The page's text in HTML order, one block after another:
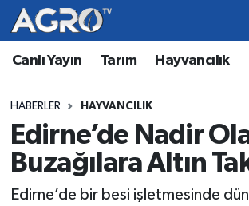
Canlı Yayın Tarım Hayvancılık
HABERLER HAYVANCILIK
Edirne’de Nadir
Buzağılara Altın
Edirne’de bir besi işletmesinde
Hava Durumu
Trafik Durumu
Süper Lig Puan Durumu ve